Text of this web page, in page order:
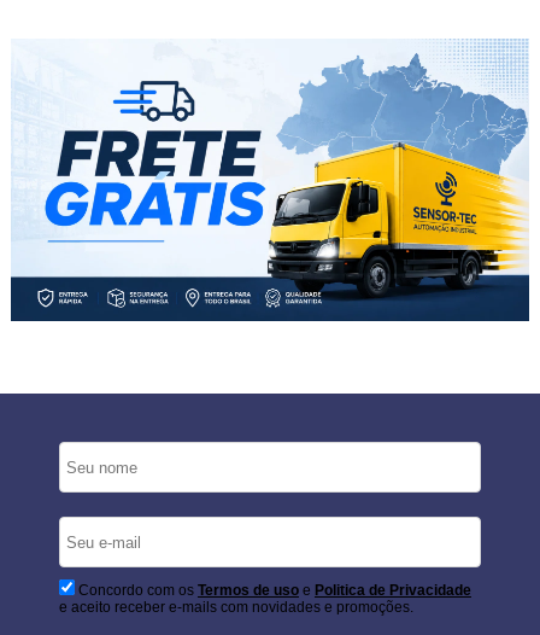
Concordo com os Termos de usoe Politica de Privacidade
e aceito receber e-mails com novidades e promoções.